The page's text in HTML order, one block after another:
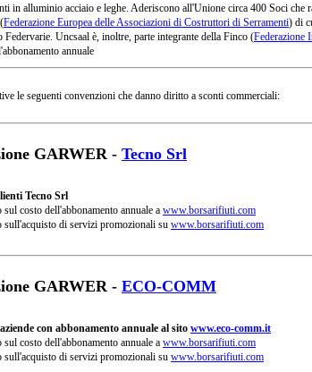
in alluminio acciaio e leghe. Aderiscono all'Unione circa 400 Soci che
Federazione Europea delle Associazioni di Costruttori di Serramenti) di
Uncsaal è, inoltre, parte integrante della Finco (Federazione
annuale
le seguenti convenzioni che danno diritto a sconti commerciali:
GARWER - Tecno Srl
Tecno Srl
costo dell'abbonamento annuale a www.borsarifiuti.com
sull'acquisto di servizi promozionali su www.borsarifiuti.com
GARWER - ECO-COMM
con abbonamento annuale al sito www.eco-comm.it
costo dell'abbonamento annuale a www.borsarifiuti.com
sull'acquisto di servizi promozionali su www.borsarifiuti.com